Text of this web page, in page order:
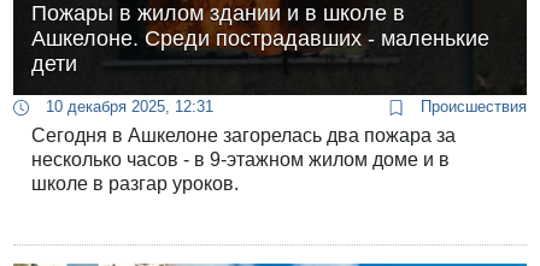
Пожары в жилом здании и в школе в
Ашкелоне. Среди пострадавших - маленькие
дети
10 декабря 2025, 12:31 Происшествия
Сегодня в Ашкелоне загорелась два пожара за
несколько часов - в 9-этажном жилом доме и в
школе в разгар уроков.